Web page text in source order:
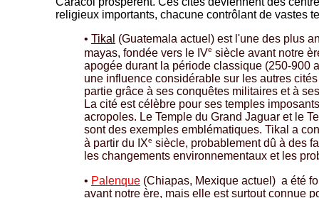
religieux importants, chacune contrôlant de vastes
• Tikal (Guatemala actuel) est l'une des plus
mayas, fondée vers le IVe siècle avant notre
apogée durant la période classique (250-900
une influence considérable sur les autres
partie grâce à ses conquêtes militaires et à
La cité est célèbre pour ses temples
acropoles. Le Temple du Grand Jaguar et le
sont des exemples emblématiques. Tikal a
à partir du IXe siècle, probablement dû à des
les changements environnementaux et les
• Palenque (Chiapas, Mexique actuel) a été
avant notre ère, mais elle est surtout connue